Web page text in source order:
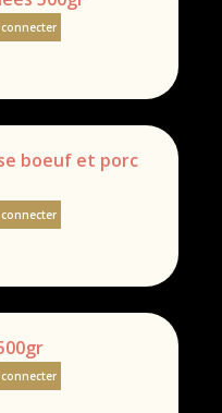
connecter
boeuf et porc
connecter
connecter